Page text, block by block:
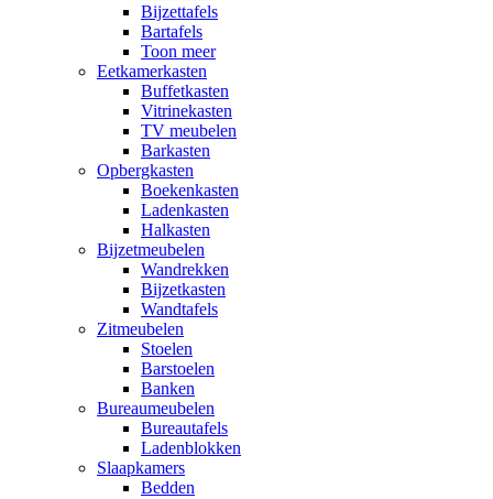
Bijzettafels
Bartafels
Toon meer
Eetkamerkasten
Buffetkasten
Vitrinekasten
TV meubelen
Barkasten
Opbergkasten
Boekenkasten
Ladenkasten
Halkasten
Bijzetmeubelen
Wandrekken
Bijzetkasten
Wandtafels
Zitmeubelen
Stoelen
Barstoelen
Banken
Bureaumeubelen
Bureautafels
Ladenblokken
Slaapkamers
Bedden